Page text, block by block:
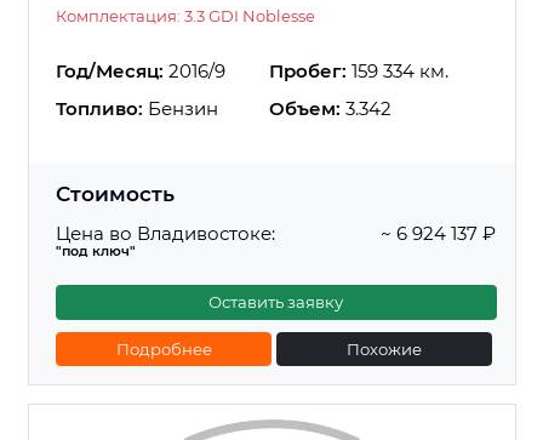
Комплектация: 3.3 GDI Noblesse
Год/Месяц: 2016/9 Пробег: 159 334 км.
Топливо: Бензин Объем: 3.342
Стоимость
Цена во Владивостоке:
"под ключ"
~ 6 924 137 ₽
Оставить заявку
Подробнее Похожие